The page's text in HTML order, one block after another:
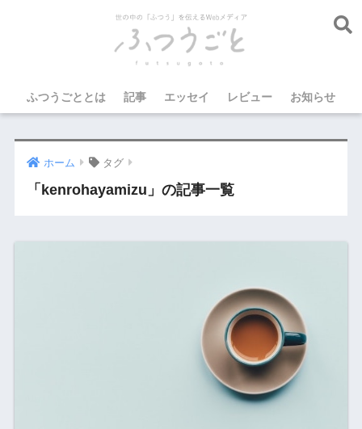
ふつうごととは 記事 エッセイ レビュー お知らせ
ホーム タグ
「kenrohayamizu」の記事一覧